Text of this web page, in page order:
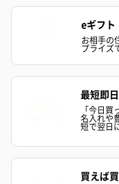
アールグレイ（HAPPY
BIRTHDAY TO YOU）
スイーツを同梱してお
です。
eギフト
お相手の
プライズ
最短即
「今日買
名入れや
短で翌日
買えば